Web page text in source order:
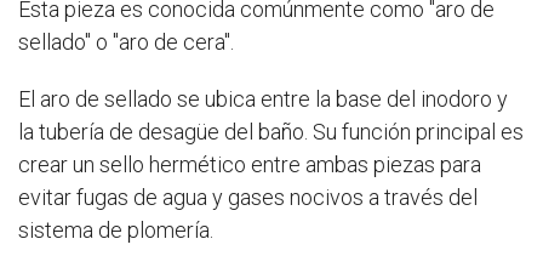
Esta pieza es conocida comúnmente como "aro de
sellado" o "aro de cera".
El aro de sellado se ubica entre la base del inodoro y
la tubería de desagüe del baño. Su función principal es
crear un sello hermético entre ambas piezas para
evitar fugas de agua y gases nocivos a través del
sistema de plomería.